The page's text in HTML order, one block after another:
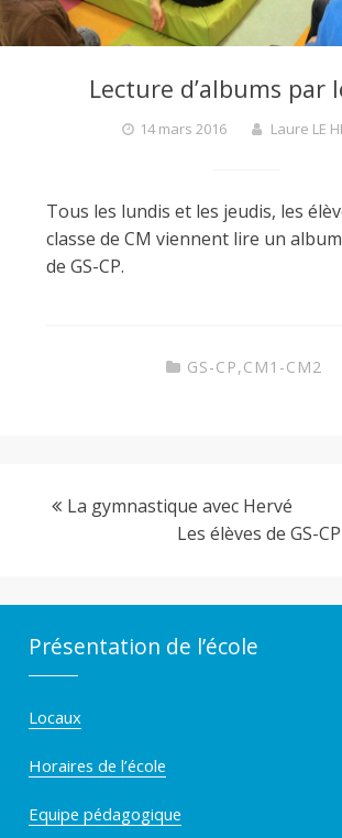
r
e
C
o
Lecture d’albums par
14 mars 2016 Laure LE
Tous les lundis et les jeudis, les
classe de CM viennent lire un
de GS-CP.
GS-CP,CM1-CM2
La gymnastique avec Hervé
Les élèves de GS-
Présentation de l’école
Locaux
Horaires de l’école
Equipe pédagogique